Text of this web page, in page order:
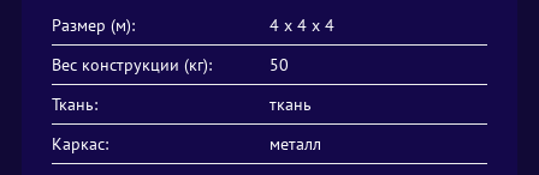
Размер (м):
4 х 4 х 4
Вес конструкции (кг):
50
Ткань:
ткань
Каркас:
металл